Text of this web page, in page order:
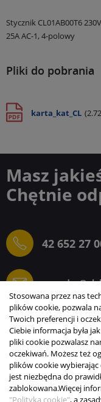
Stycznik CL01AB00T6
25A AC-1, 4-polowy
Pliki do pobrania
karta_kat_CL
Masz
Chętnie
42 652 27
ELEKTROGIEŁDA
SP.J.
INFORMACJE
STREFA KLIENTA
Stosowana przez nas
plików cookie, pozwala
Twoich preferencji i
Ciebie informacja była
pliki cookie pozwalasz
oczekiwań. Możesz też
plików cookie
jest niezbędna do
zablokowana.Więcej
"Polityka cookie", a